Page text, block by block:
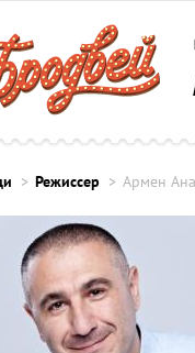
Режиссер Армен